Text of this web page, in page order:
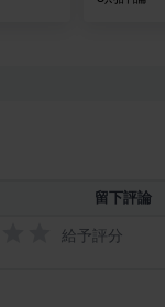
留下評論
給予評分